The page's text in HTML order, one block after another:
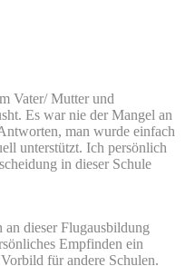
Vater/ Mutter und
Es war nie der Mangel an
man wurde einfach
unterstützt. Ich persönlich
in dieser Schule
dieser Flugausbildung
Empfinden ein
für andere Schulen.